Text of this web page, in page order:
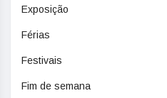
Exposição
Férias
Festivais
Fim de semana